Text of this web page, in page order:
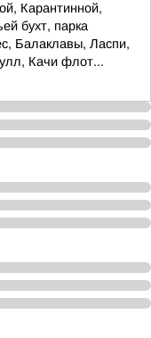
Карантинной,
бухт, парка
Балаклавы, Ласпи,
Качи флот...